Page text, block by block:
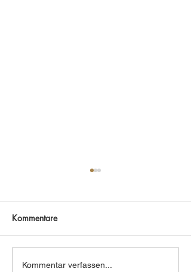
Frühling !
Kommentare
Kommentar verfassen...